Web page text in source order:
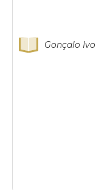
Gonçalo Ivo